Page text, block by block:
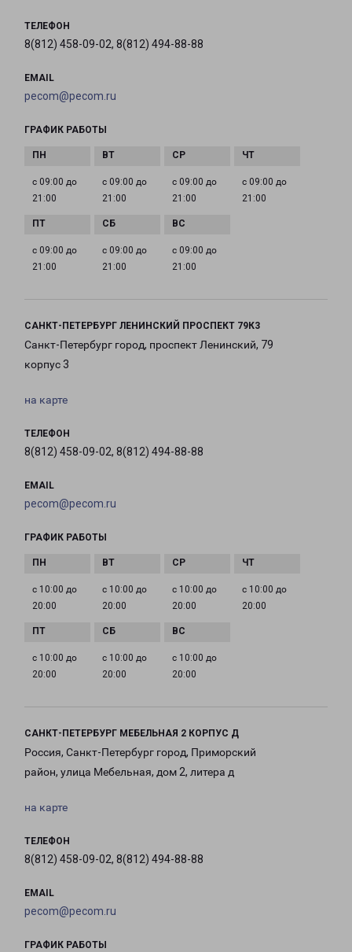
ТЕЛЕФОН
8(812) 458-09-02, 8(812) 494-88-88
EMAIL
pecom@pecom.ru
ГРАФИК РАБОТЫ
с 09:00 до
21:00
с 09:00 до
21:00
с 09:00 до
21:00
с 09:00 до
21:00
с 09:00 до
21:00
с 09:00 до
21:00
с 09:00 до
21:00
САНКТ-ПЕТЕРБУРГ ЛЕНИНСКИЙ ПРОСПЕКТ 79К3
Санкт-Петербург город, проспект Ленинский, 79
корпус 3
на карте
ТЕЛЕФОН
8(812) 458-09-02, 8(812) 494-88-88
EMAIL
pecom@pecom.ru
ГРАФИК РАБОТЫ
с 10:00 до
20:00
с 10:00 до
20:00
с 10:00 до
20:00
с 10:00 до
20:00
с 10:00 до
20:00
с 10:00 до
20:00
с 10:00 до
20:00
САНКТ-ПЕТЕРБУРГ МЕБЕЛЬНАЯ 2 КОРПУС Д
Россия, Санкт-Петербург город, Приморский
район, улица Мебельная, дом 2, литера д
на карте
ТЕЛЕФОН
8(812) 458-09-02, 8(812) 494-88-88
EMAIL
pecom@pecom.ru
ГРАФИК РАБОТЫ